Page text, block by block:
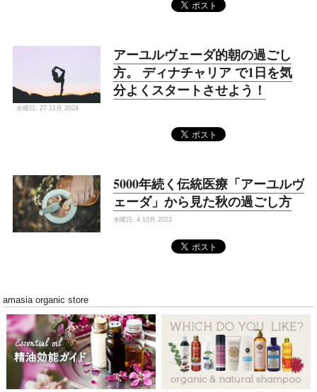
アーユルヴェーダ的朝の過ごし
方。 ディナチャリア で1日を気
分よくスタートさせよう！
水曜日, 27 11月 2024
5000年続く伝統医療「アーユルヴ
ェーダ」から見た秋の過ごし方
水曜日, 4 10月 2023
amasia organic store